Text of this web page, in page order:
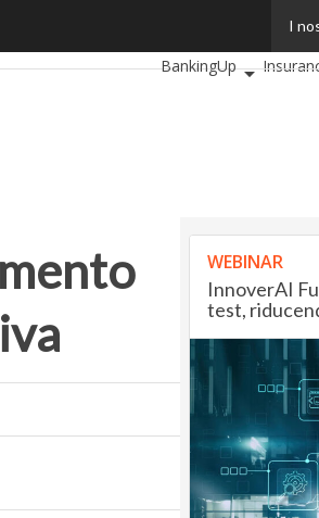
I
BankingUp
WEBINAR
InnoverAI
test,